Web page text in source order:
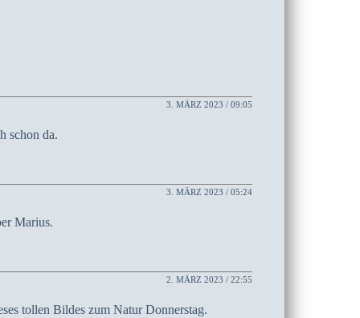
3. MÄRZ 2023 / 09:05
schon da.
3. MÄRZ 2023 / 05:24
Marius.
2. MÄRZ 2023 / 22:55
tollen Bildes zum Natur Donnerstag.